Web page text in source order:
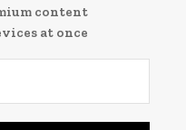
content
at once